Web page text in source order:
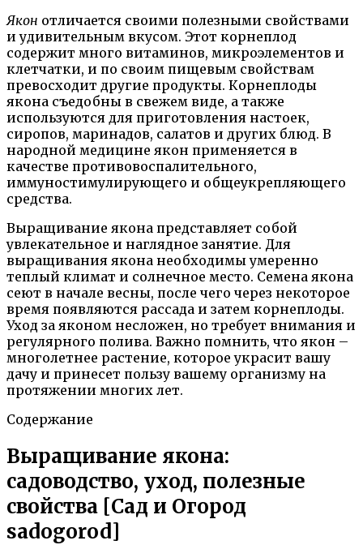
Якон отличается своими полезными свойствами
и удивительным вкусом. Этот корнеплод
содержит много витаминов, микроэлементов и
клетчатки, и по своим пищевым свойствам
превосходит другие продукты. Корнеплоды
якона съедобны в свежем виде, а также
используются для приготовления настоек,
сиропов, маринадов, салатов и других блюд. В
народной медицине якон применяется в
качестве противовоспалительного,
иммуностимулирующего и общеукрепляющего
средства.
Выращивание якона представляет собой
увлекательное и наглядное занятие. Для
выращивания якона необходимы умеренно
теплый климат и солнечное место. Семена якона
сеют в начале весны, после чего через некоторое
время появляются рассада и затем корнеплоды.
Уход за яконом несложен, но требует внимания и
регулярного полива. Важно помнить, что якон –
многолетнее растение, которое украсит вашу
дачу и принесет пользу вашему организму на
протяжении многих лет.
Содержание
Выращивание якона:
садоводство, уход, полезные
свойства [Сад и Огород
sadogorod]